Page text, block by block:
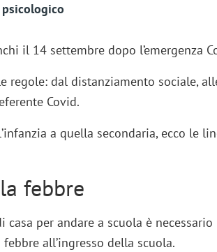
il 14 settembre dopo l’emergenza
regole: dal distanziamento sociale,
Covid.
a quella secondaria, ecco le
febbre
casa per andare a scuola è
all’ingresso della scuola.